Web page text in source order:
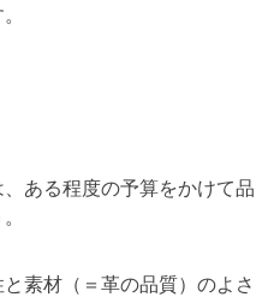
ある程度の予算をかけて品
素材（＝革の品質）のよさ